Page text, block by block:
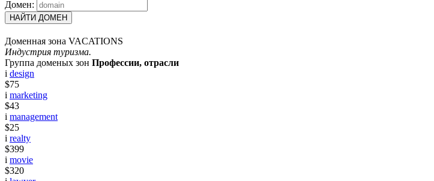
Домен:
НАЙТИ ДОМЕН
Доменная зона VACATIONS
Индустрия туризма.
Группа доменых зон Профессии, отрасли
i design
$75
i marketing
$43
i management
$25
i realty
$399
i movie
$320